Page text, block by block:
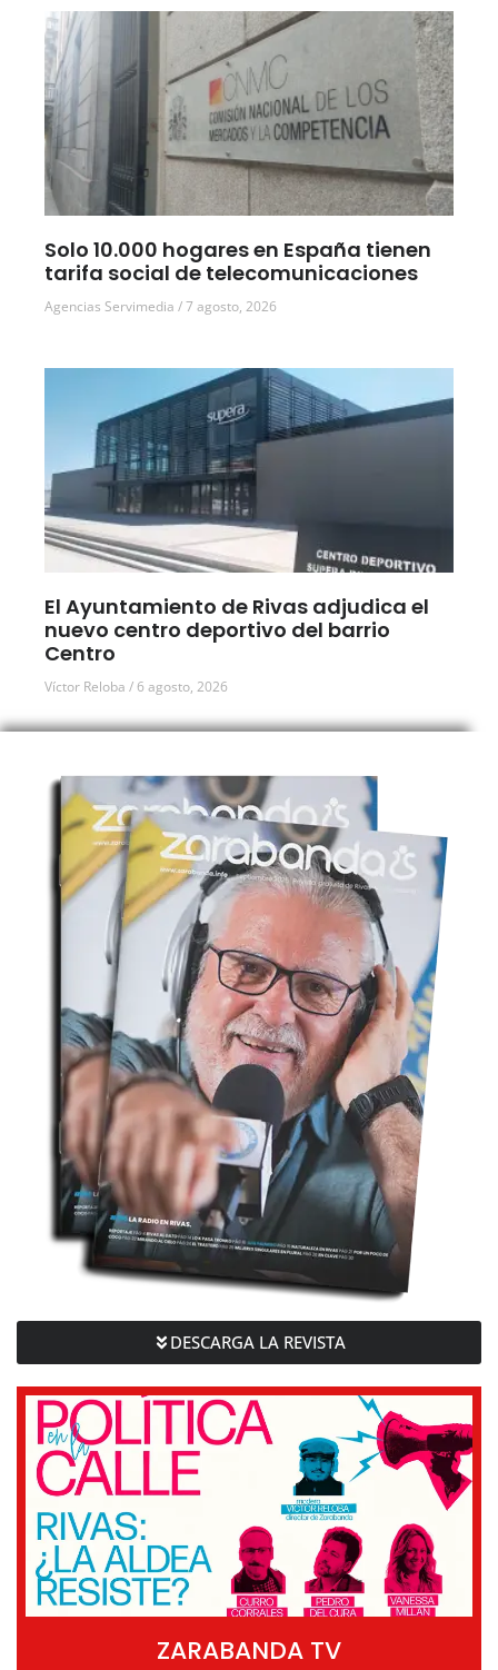
Solo 10.000 hogares en España tienen
tarifa social de telecomunicaciones
Agencias Servimedia 7 agosto, 2026
El Ayuntamiento de Rivas adjudica el
nuevo centro deportivo del barrio
Centro
Víctor Reloba 6 agosto, 2026
DESCARGA LA REVISTA
ZARABANDA TV